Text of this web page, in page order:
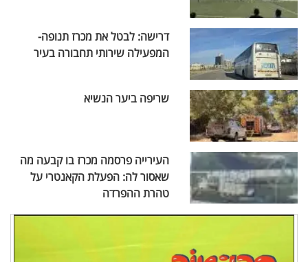
דרישה: לבטל את מכרז תנופה-
המפעילה שירותי תחבורה בעיר
שריפה ביער הנשיא
העירייה פרסמה מכרז בו קבעה מה
שאסור לה: הפעלת הקאנטרי על
טהרת ההפרדה